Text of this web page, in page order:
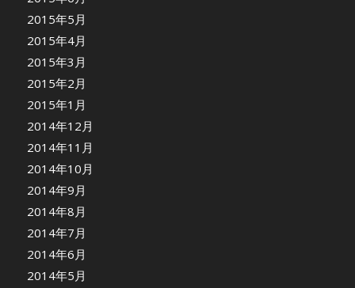
2015年5月
2015年4月
2015年3月
2015年2月
2015年1月
2014年12月
2014年11月
2014年10月
2014年9月
2014年8月
2014年7月
2014年6月
2014年5月